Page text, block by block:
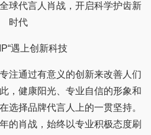
球代言人肖战，开启科学护齿新
时代
遇上创新科技
通过有意义的创新来改善人们
，健康阳光、专业自信的形象和
选择品牌代言人上的一贯坚持。
的肖战，始终以专业积极态度刷